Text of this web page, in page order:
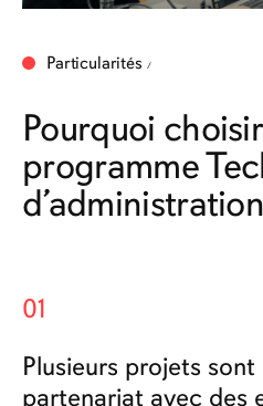
Particularités
Pourquoi
programme
01
Plusieurs projets sont
partenariat avec des